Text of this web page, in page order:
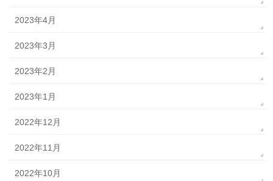
2023年4月
2023年3月
2023年2月
2023年1月
2022年12月
2022年11月
2022年10月